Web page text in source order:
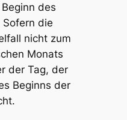
des
die
nicht zum
Monats
der Tag, der
Beginns der